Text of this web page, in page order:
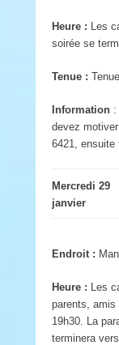
Heure : Les
soirée se
Tenue :
Information :
devez
6421, ensuite
Mercredi 29
janvier
Endroit :
Heure : Les
parents, amis
19h30. La
terminera